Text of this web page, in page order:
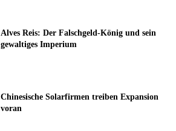
Alves Reis: Der Falschgeld-König und sein
gewaltiges Imperium
Chinesische Solarfirmen treiben Expansion
voran